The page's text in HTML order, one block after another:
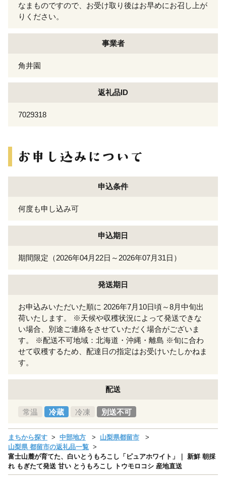
なまものですので、お受け取り後はお早めにお召し上が
りください。
事業者
角井園
返礼品ID
7029318
申込条件
何度も申し込み可
申込期日
期間限定（2026年04月22日～2026年07月31日）
発送期日
お申込みいただいた順に 2026年7月10日頃～8月中旬出
荷いたします。 ※天候や収穫状況によって発送できな
い場合、別途ご連絡をさせていただく場合がございま
す。 ※配送不可地域：北海道・沖縄・離島 ※旬に合わ
せて収穫するため、配達日の指定はお受けいたしかねま
す。
配送
常温 冷蔵 冷凍 別送不可
まちから探す 中部地方
山梨県都留市
山梨県 都留市の返礼品一覧
富士山麓が育てた、白いとうもろこし「ピュアホワイト」｜ 新鮮 朝採
れ もぎたて発送 甘い とうもろこし トウモロコシ 産地直送